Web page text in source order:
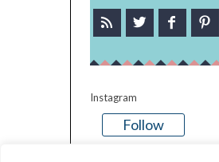
Instagram
Follow